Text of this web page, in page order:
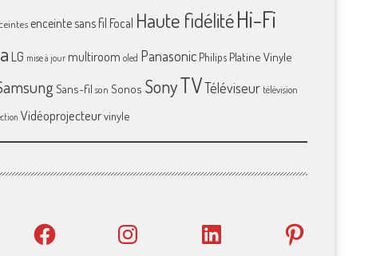
enceinte sans fil Focal Haute fidélitéHi-Fi
LG mise à jour multiroom oled Panasonic Philips Platine Vinyle
Sans-fil son Sonos SonyTVTéléviseur télévision
Vidéoprojecteurvinyle
Facebook Instagram LinkedIn Pinterest